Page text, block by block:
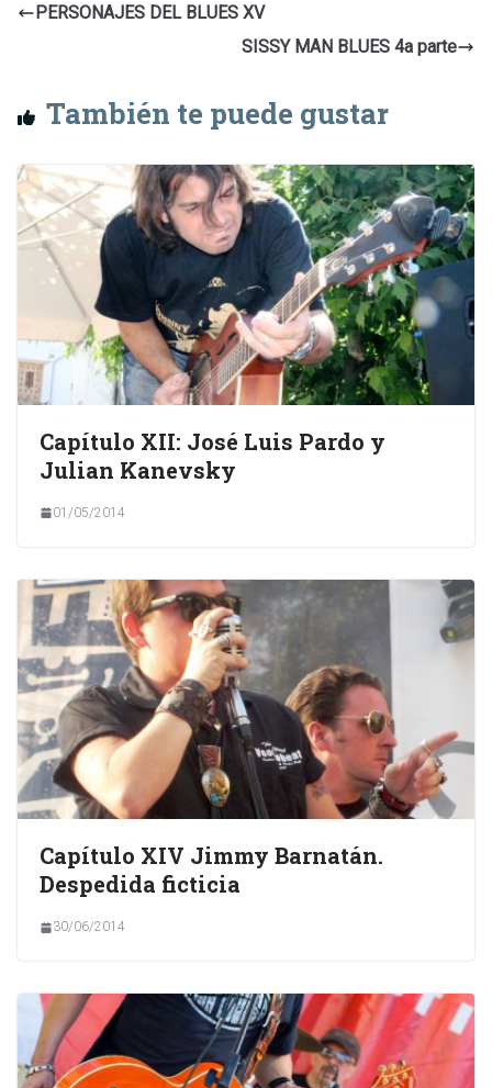
PERSONAJES DEL BLUES XV
SISSY MAN BLUES 4a parte
También te puede gustar
Capítulo XII: José Luis Pardo y
Julian Kanevsky
01/05/2014
Capítulo XIV Jimmy Barnatán.
Despedida ficticia
30/06/2014